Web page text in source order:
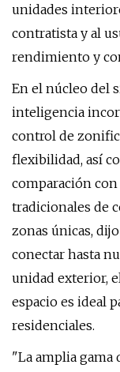
unidades
contratista y al
rendimiento y
En el núcleo del
inteligencia
control de
flexibilidad, así
comparación
tradicionales de
zonas únicas,
conectar hasta
unidad exterior,
espacio es ideal
residenciales.
"La amplia gama